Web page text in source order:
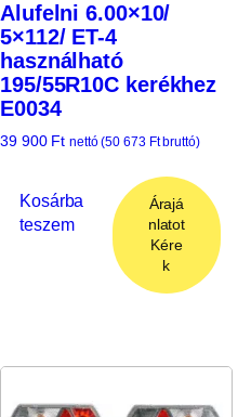
Alufelni 6.00×10/
5×112/ ET-4
használható
195/55R10C kerékhez
E0034
39 900 Ft nettó (50 673 Ftbruttó)
Kosárba
teszem
Árajá
nlatot
Kére
k